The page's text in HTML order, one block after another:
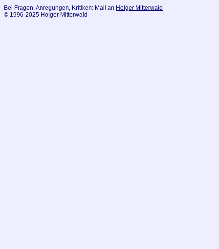
Bei Fragen, Anregungen, Kritiken: Mail an Holger Mitterwald
© 1996-2025 Holger Mitterwald